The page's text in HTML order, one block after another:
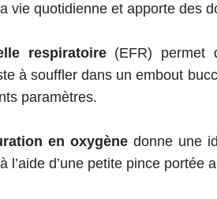
vie quotidienne et apporte des
respiratoire(EFR) permet
à souffler dans un embout
paramètres.
en oxygène donne une
l’aide d’une petite pince portée